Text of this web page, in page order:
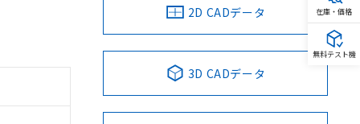
2D CADデータ
3D CADデータ
在庫・価格
無料テスト機